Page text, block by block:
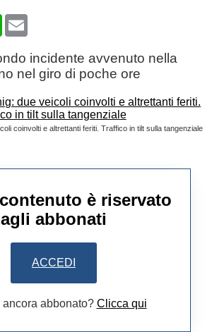
WhatsApp
Email
incidente avvenuto nella
nel giro di poche ore
coinvolti e altrettanti feriti. Traffico in tilt sulla tangenziale
è riservato
agli abbonati
ACCEDI
ancora abbonato? Clicca qui